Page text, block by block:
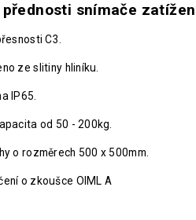
přednosti snímače
C3.
ze slitiny hliníku.
IP65.
od 50 - 200kg.
o rozměrech 500 x 500mm.
o zkoušce OIML A